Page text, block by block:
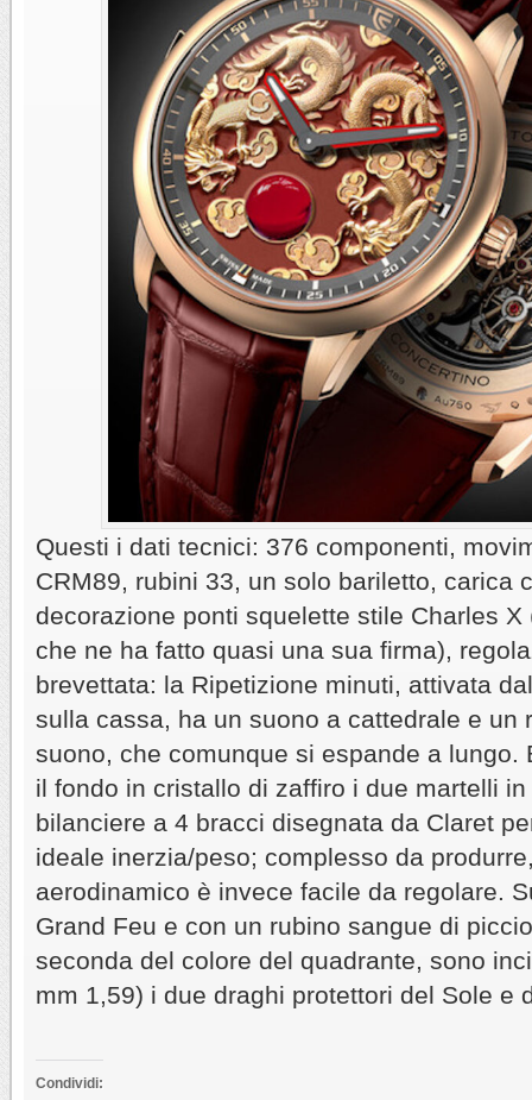
Questi i dati tecnici: 376 componenti,
CRM89, rubini 33, un solo bariletto, carica
decorazione ponti squelette stile Charles
che ne ha fatto quasi una sua firma),
brevettata: la Ripetizione minuti, attivata
sulla cassa, ha un suono a cattedrale e un
suono, che comunque si espande a lungo.
il fondo in cristallo di zaffiro i due martelli
bilanciere a 4 bracci disegnata da Claret
ideale inerzia/peso; complesso da
aerodinamico è invece facile da regolare.
Grand Feu e con un rubino sangue di
seconda del colore del quadrante, sono
mm 1,59) i due draghi protettori del Sole e
Condividi: